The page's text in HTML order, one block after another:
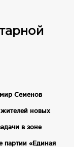
Семенов
новых
в зоне
партии «Единая